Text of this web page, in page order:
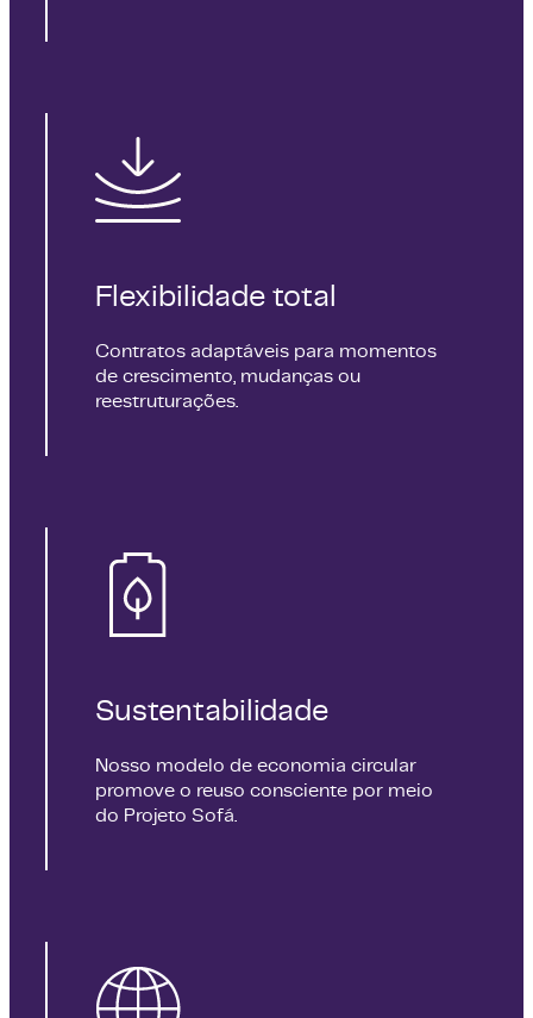
Flexibilidade total
Contratos adaptáveis para momentos
de crescimento, mudanças ou
reestruturações.
Sustentabilidade
Nosso modelo de economia circular
promove o reuso consciente por meio
do Projeto Sofá.